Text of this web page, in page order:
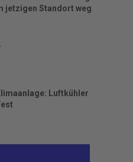
jetzigen Standort weg
Luftkühler